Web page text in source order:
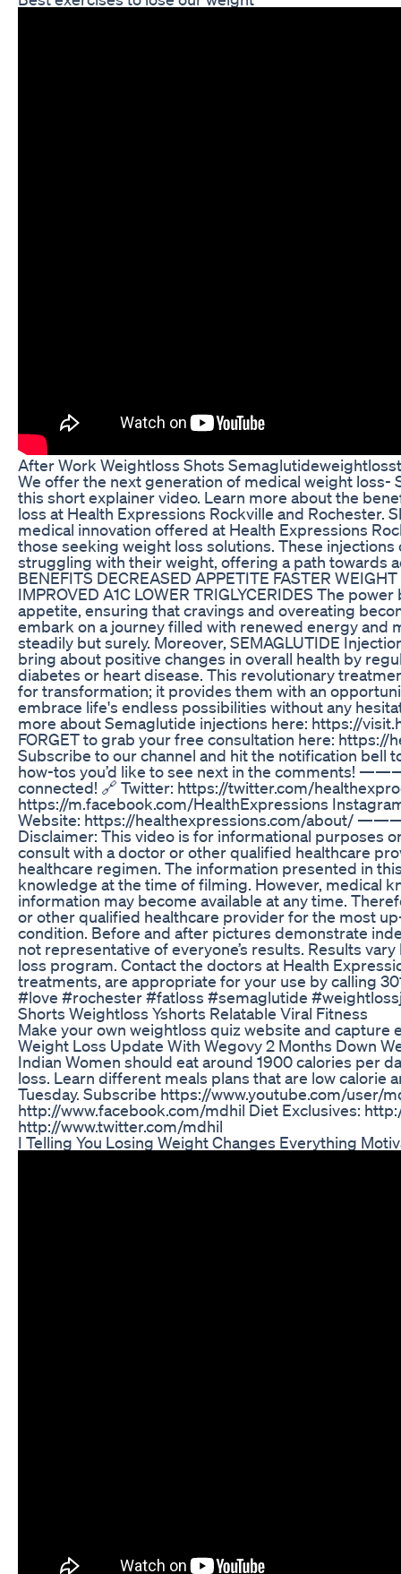
After Work Weightloss Shots
We offer the next generation of medical weight loss-
this short explainer video. Learn more about the
loss at Health Expressions Rockville and Rochester.
medical innovation offered at Health Expressions
those seeking weight loss solutions. These
struggling with their weight, offering a path towards
BENEFITS DECREASED APPETITE FASTER
IMPROVED A1C LOWER TRIGLYCERIDES The
appetite, ensuring that cravings and overeating
embark on a journey filled with renewed energy and
steadily but surely. Moreover, SEMAGLUTIDE
bring about positive changes in overall health by
diabetes or heart disease. This revolutionary
for transformation; it provides them with an
embrace life's endless possibilities without any
more about Semaglutide injections here: https://
FORGET to grab your free consultation here:
Subscribe to our channel and hit the notification bell
how-tos you’d like to see next in the
connected! 🔗 Twitter: https://twitter.com/
https://m.facebook.com/HealthExpressions
Website: https://healthexpressions.com/
Disclaimer: This video is for informational purposes
consult with a doctor or other qualified healthcare
healthcare regimen. The information presented in
knowledge at the time of filming. However, medical
information may become available at any time.
or other qualified healthcare provider for the most
condition. Before and after pictures demonstrate
not representative of everyone’s results. Results
loss program. Contact the doctors at Health
treatments, are appropriate for your use by calling
#love #rochester #fatloss #semaglutide
Shorts Weightloss Yshorts Relatable Viral Fitness
Make your own weightloss quiz website and capture
Weight Loss Update With Wegovy 2 Months Down
Indian Women should eat around 1900 calories per
loss. Learn different meals plans that are low calorie
Tuesday. Subscribe https://www.youtube.com/user/
http://www.facebook.com/mdhil Diet Exclusives:
http://www.twitter.com/mdhil
I Telling You Losing Weight Changes Everything